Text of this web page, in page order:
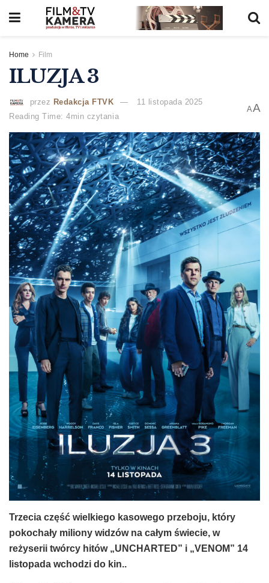
Home Film
ILUZJA 3
przez Redakcja FTVK
11 listopada 2025
Reading Time: 4min czytania
AA
Trzecia część wielkiego kasowego przeboju, który
pokochały miliony widzów na całym świecie, w
reżyserii twórcy hitów „UNCHARTED” i „VENOM” 14
listopada wchodzi do kin..